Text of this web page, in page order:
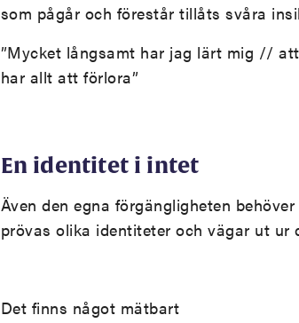
som pågår och förestår tillåts svåra
”Mycket långsamt har jag lärt mig //
har allt att förlora”
En identitet i intet
Även den egna förgängligheten
prövas olika identiteter och vägar ut ur
Det finns något mätbart